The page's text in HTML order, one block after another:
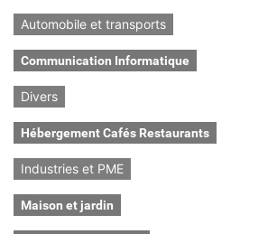
Automobile et transports
Communication Informatique
Divers
Hébergement Cafés Restaurants
Industries et PME
Maison et jardin